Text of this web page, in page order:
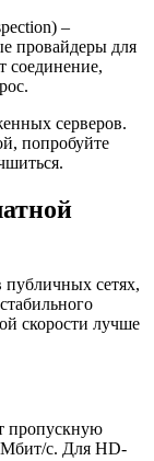
–
провайдеры для
соединение,
серверов.
попробуйте
сетях,
скорости лучше
пропускную
Мбит/с. Для HD-